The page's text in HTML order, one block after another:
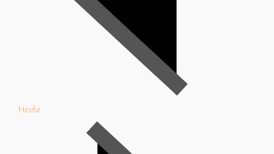
Heute